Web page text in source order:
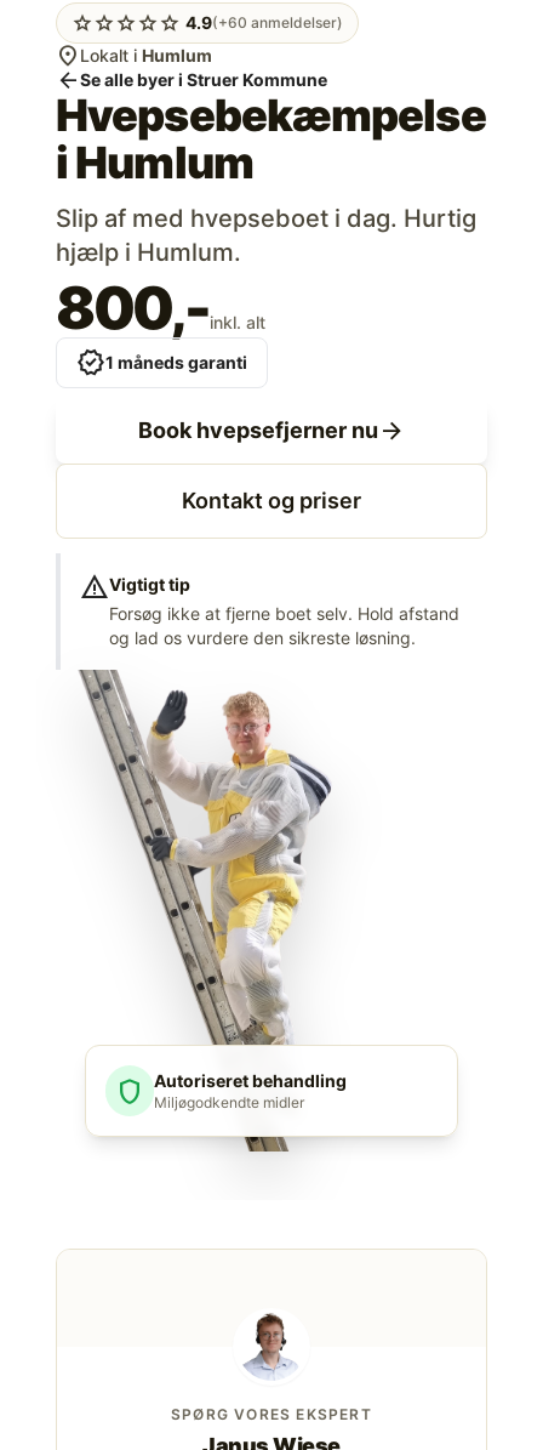
starstarstarstarstar 4.9(+60 anmeldelser)
location_on Lokalt i Humlum
arrow_backSe alle byer i Struer Kommune
Hvepsebekæmpelse
iHumlum
Slip af med hvepseboet i dag. Hurtig
hjælp i Humlum.
800,-inkl. alt
verified1 måneds garanti
Book hvepsefjerner nu arrow_forward
Kontakt og priser
warningVigtigt tip
Forsøg ikke at fjerne boet selv. Hold afstand
og lad os vurdere den sikreste løsning.
shield Autoriseret behandling
Miljøgodkendte midler
SPØRG VORES EKSPERT